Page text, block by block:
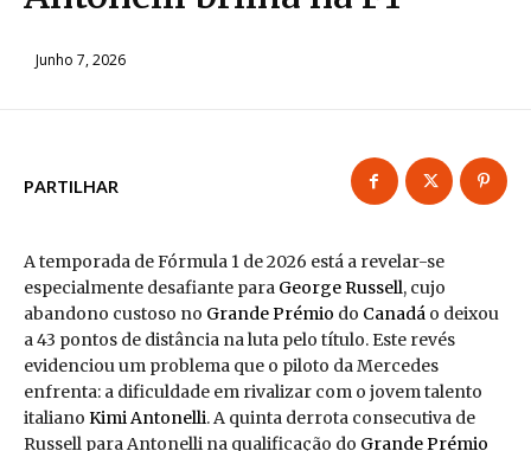
Junho 7, 2026
PARTILHAR
A temporada de Fórmula 1 de 2026 está a revelar-se
especialmente desafiante para George Russell, cujo
abandono custoso no Grande Prémio do Canadá o deixou
a 43 pontos de distância na luta pelo título. Este revés
evidenciou um problema que o piloto da Mercedes
enfrenta: a dificuldade em rivalizar com o jovem talento
italiano Kimi Antonelli. A quinta derrota consecutiva de
Russell para Antonelli na qualificação do Grande Prémio